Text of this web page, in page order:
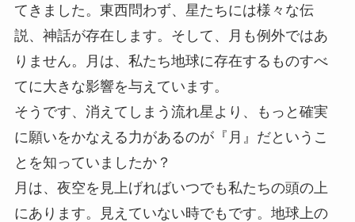
てきました。東西問わず、星たちには様々な伝
説、神話が存在します。そして、月も例外ではあ
りません。月は、私たち地球に存在するものすべ
てに大きな影響を与えています。
そうです、消えてしまう流れ星より、もっと確実
に願いをかなえる力があるのが『月』だというこ
とを知っていましたか？
月は、夜空を見上げればいつでも私たちの頭の上
にあります。見えていない時でもです。地球上の